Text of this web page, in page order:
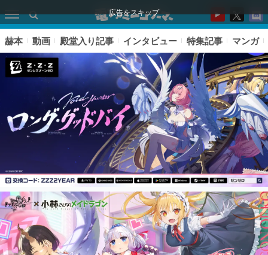
広告をスキップ
ピックアップ
電ファミのいま読まれている記事ランキング
赫本 動画 殿堂入り記事 インタビュー 特集記事 マンガ